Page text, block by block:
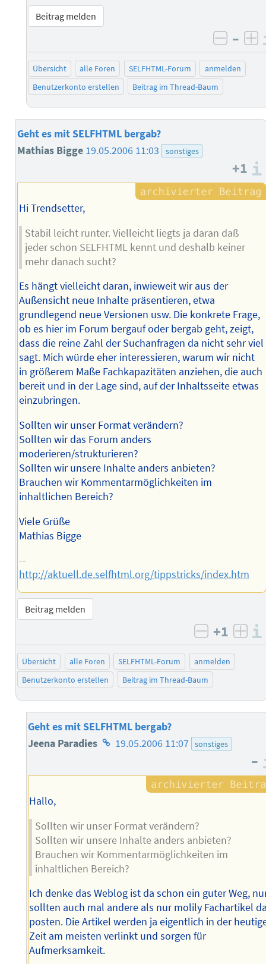
Beitrag melden
–
Übersicht alle Foren SELFHTML-Forum
anmelden
Benutzerkonto erstellen
Beitrag im Thread-Baum
Geht es mit SELFHTML bergab?
Mathias Bigge 19.05.2006 11:03 sonstiges
+1
Hi Trendsetter,
Stabil leicht runter. Vielleicht liegts ja daran daß
jeder schon SELFHTML kennt und deshalb keiner
mehr danach sucht?
Es hängt vielleicht daran, inwieweit wir aus der
Außensicht neue Inhalte präsentieren, etwa
grundlegend neue Versionen usw. Die konkrete Frage,
ob es hier im Forum bergauf oder bergab geht, zeigt,
dass die reine Zahl der Suchanfragen da nicht sehr viel
sagt. Mich würde eher interessieren, warum wir nicht
in größerem Maße Fachkapazitäten anziehen, die auch
bereit und in der Lage sind, auf der Inhaltsseite etwas
einzubringen.
Sollten wir unser Format verändern?
Sollten wir das Forum anders
moderieren/strukturieren?
Sollten wir unsere Inhalte anders anbieten?
Brauchen wir Kommentarmöglichkeiten im
inhaltlichen Bereich?
Viele Grüße
Mathias Bigge
--
http://aktuell.de.selfhtml.org/tippstricks/index.htm
Beitrag melden
negativ
+1
Übersicht alle Foren SELFHTML-Forum
anmelden
Benutzerkonto erstellen
Beitrag im Thread-Baum
Geht es mit SELFHTML bergab?
Jeena Paradies Homepage
Autors
19.05.2006 11:07 sonstiges
–
Hallo,
Sollten wir unser Format verändern?
Sollten wir unsere Inhalte anders anbieten?
Brauchen wir Kommentarmöglichkeiten im
inhaltlichen Bereich?
Ich denke das Weblog ist da schon ein guter Weg,
sollten auch mal andere als nur molily Fachartikel
posten. Die Artikel werden ja eigentlich in der
Zeit am meisten verlinkt und sorgen für
Aufmerksamkeit.